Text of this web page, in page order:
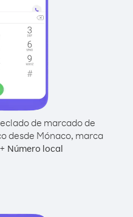
de marcado de
desde Mónaco, marca
+ Número local